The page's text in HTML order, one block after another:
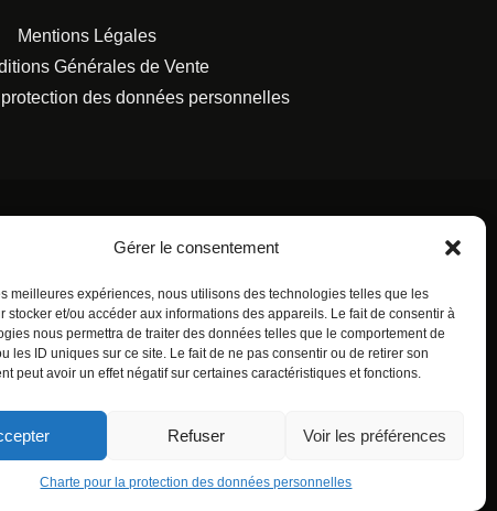
Gérer le consentement
meilleures expériences, nous utilisons des technologies telles que les
stocker et/ou accéder aux informations des appareils. Le fait de consentir à
nous permettra de traiter des données telles que le comportement de
les ID uniques sur ce site. Le fait de ne pas consentir ou de retirer son
peut avoir un effet négatif sur certaines caractéristiques et fonctions.
Refuser Voir les préférences
Charte pour la protection des données personnelles
Mentions Légales
Générales de Vente
des données personnelles
FRANÇAISES.